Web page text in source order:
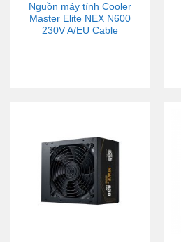
Nguồn máy tính Cooler
Master Elite NEX N600
230V A/EU Cable